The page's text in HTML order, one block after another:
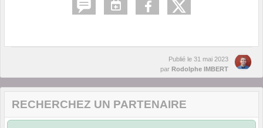
Publié le 31 mai 2023
par Rodolphe IMBERT
RECHERCHEZ UN PARTENAIRE